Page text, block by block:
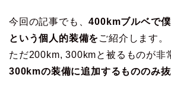
今回の記事でも、400kmブルベで僕
という個人的装備をご紹介します。
ただ200km, 300kmと被るものが非
300kmの装備に追加するもののみ抜